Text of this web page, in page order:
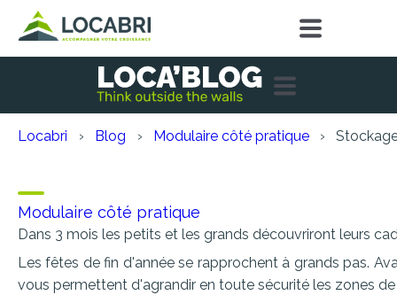
Locabri Blog Modulaire côté pratique
Modulaire côté pratique
Dans 3 mois les petits et les grands découvriront leurs
Les fêtes de fin d'année se rapprochent à grands pas.
vous permettent d'agrandir en toute sécurité les zones